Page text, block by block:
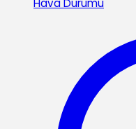
Hava Durumu